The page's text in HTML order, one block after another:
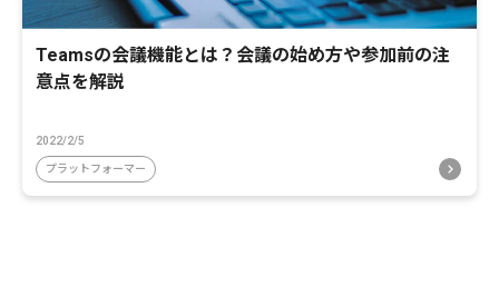
Teamsの会議機能とは？会議の始め方や参加前の注
意点を解説
2022/2/5
プラットフォーマー